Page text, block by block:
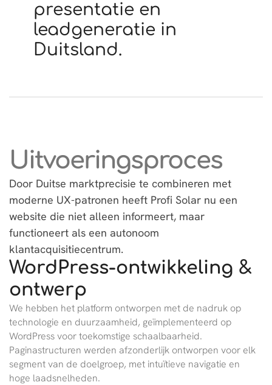
presentatie en
leadgeneratie in
Duitsland.
Uitvoeringsproces
Door Duitse marktprecisie te combineren met
moderne UX-patronen heeft Profi Solar nu een
website die niet alleen informeert, maar
functioneert als een autonoom
klantacquisitiecentrum.
WordPress-ontwikkeling &
ontwerp
We hebben het platform ontworpen met de nadruk op
technologie en duurzaamheid, geïmplementeerd op
WordPress voor toekomstige schaalbaarheid.
Paginastructuren werden afzonderlijk ontworpen voor elk
segment van de doelgroep, met intuïtieve navigatie en
hoge laadsnelheden.